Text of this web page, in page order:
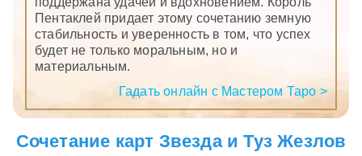
Пентаклей придает этому сочетанию земную
стабильность и уверенность в том, что успех
будет не только моральным, но и
материальным.
Гадать онлайн с Мастером Таро >
Сочетание карт Звезда и Туз Жезлов